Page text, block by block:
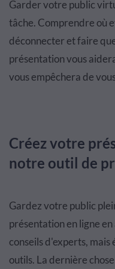
Garder votre public
tâche. Comprendre où
déconnecter et faire
présentation vous
vous empêchera de
Créez votre
notre outil de
Gardez votre public
présentation en ligne
conseils d'experts,
outils. La dernière